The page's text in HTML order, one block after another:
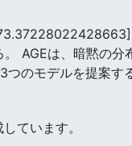
AGEは、暗黙の
のモデルを提案する
ています。